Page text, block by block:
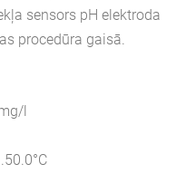
sensors pH elektroda
procedūra gaisā.
l